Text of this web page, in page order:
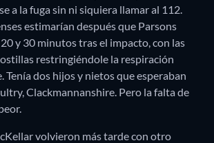
a la fuga sin ni siquiera llamar al 112.
estimarían después que Parsons
y 30 minutos tras el impacto, con las
restringiéndole la respiración
Tenía dos hijos y nietos que esperaban
Clackmannanshire. Pero la falta de
volvieron más tarde con otro